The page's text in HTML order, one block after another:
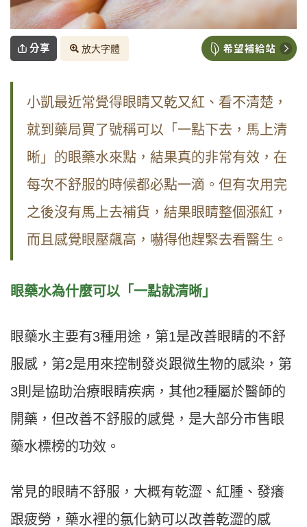
分享 放大字體
小凱最近常覺得眼睛又乾又紅、看不清楚，
就到藥局買了號稱可以「一點下去，馬上清
晰」的眼藥水來點，結果真的非常有效，在
每次不舒服的時候都必點一滴。但有次用完
之後沒有馬上去補貨，結果眼睛整個漲紅，
而且感覺眼壓飆高，嚇得他趕緊去看醫生。
眼藥水為什麼可以「一點就清晰」
眼藥水主要有3種用途，第1是改善眼睛的不舒
服感，第2是用來控制發炎跟微生物的感染，第
3則是協助治療眼睛疾病，其他2種屬於醫師的
開藥，但改善不舒服的感覺，是大部分市售眼
藥水標榜的功效。
常見的眼睛不舒服，大概有乾澀、紅腫、發癢
跟疲勞，藥水裡的氯化鈉可以改善乾澀的感